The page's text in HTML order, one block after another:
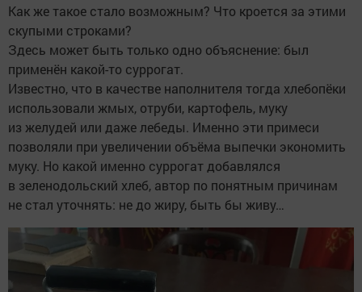
Как же такое стало возможным? Что кроется за этими
скупыми строками?
Здесь может быть только одно объяснение: был
применён какой-то суррогат.
Известно, что в качестве наполнителя тогда хлебопёки
использовали жмых, отруби, картофель, муку
из желудей или даже лебеды. Именно эти примеси
позволяли при увеличении объёма выпечки экономить
муку. Но какой именно суррогат добавлялся
в зеленодольский хлеб, автор по понятным причинам
не стал уточнять: не до жиру, быть бы живу…